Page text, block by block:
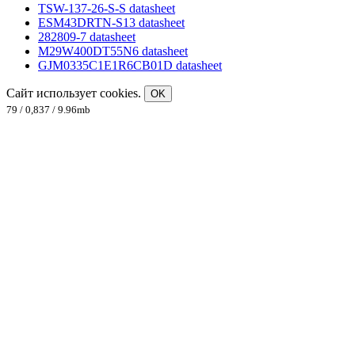
TSW-137-26-S-S datasheet
ESM43DRTN-S13 datasheet
282809-7 datasheet
M29W400DT55N6 datasheet
GJM0335C1E1R6CB01D datasheet
Сайт использует cookies.
OK
79 / 0,837 / 9.96mb